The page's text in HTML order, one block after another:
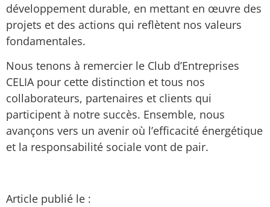
développement durable, en mettant en œuvre des
projets et des actions qui reflètent nos valeurs
fondamentales.
Nous tenons à remercier le Club d’Entreprises
CELIA pour cette distinction et tous nos
collaborateurs, partenaires et clients qui
participent à notre succès. Ensemble, nous
avançons vers un avenir où l’efficacité énergétique
et la responsabilité sociale vont de pair.
Article publié le :